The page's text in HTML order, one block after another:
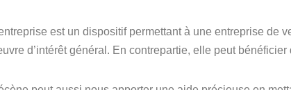
est un dispositif permettant à une entreprise
d’intérêt général. En contrepartie, elle peut bénéficier